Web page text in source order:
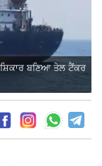
ਬਣਿਆ ਤੇਲ ਟੈਂਕਰ